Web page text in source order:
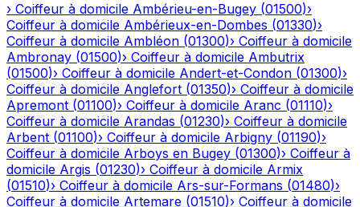
› Coiffeur à domicile Ambérieu-en-Bugey (01500)›
Coiffeur à domicile Ambérieux-en-Dombes (01330)›
Coiffeur à domicile Ambléon (01300)› Coiffeur à domicile
Ambronay (01500)› Coiffeur à domicile Ambutrix
(01500)› Coiffeur à domicile Andert-et-Condon (01300)›
Coiffeur à domicile Anglefort (01350)› Coiffeur à domicile
Apremont (01100)› Coiffeur à domicile Aranc (01110)›
Coiffeur à domicile Arandas (01230)› Coiffeur à domicile
Arbent (01100)› Coiffeur à domicile Arbigny (01190)›
Coiffeur à domicile Arboys en Bugey (01300)› Coiffeur à
domicile Argis (01230)› Coiffeur à domicile Armix
(01510)› Coiffeur à domicile Ars-sur-Formans (01480)›
Coiffeur à domicile Artemare (01510)› Coiffeur à domicile